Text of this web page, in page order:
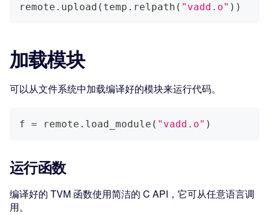
remote . upload ( temp . relpath ( "vadd.o" ) )
加载模块
可以从文件系统中加载编译好的模块来运行代码。
f = remote . load_module ( "vadd.o" )
运行函数
编译好的 TVM 函数使用简洁的 C API，它可从任意语言调
用。